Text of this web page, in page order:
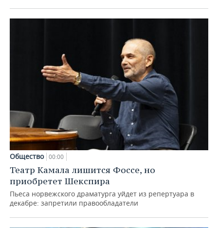
Общество 00:00
Театр Камала лишится Фоссе, но
приобретет Шекспира
Пьеса норвежского драматурга уйдет из репертуара в
декабре: запретили правообладатели